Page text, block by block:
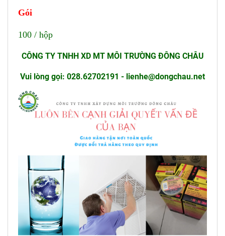
Gói
100 / hộp
CÔNG TY TNHH XD MT MÔI TRƯỜNG ĐÔNG CHÂU
Vui lòng gọi: 028.62702191 - lienhe@dongchau.net